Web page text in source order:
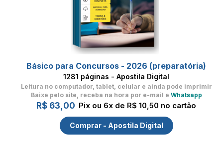
Básico para Concursos - 2026 (preparatória)
1281 páginas - Apostila Digital
Leitura no computador, tablet, celular e ainda pode imprimir
Baixe pelo site, receba na hora por e-mail e Whatsapp
R$ 63,00 Pix ou 6x de R$ 10,50 no cartão
Comprar - Apostila Digital